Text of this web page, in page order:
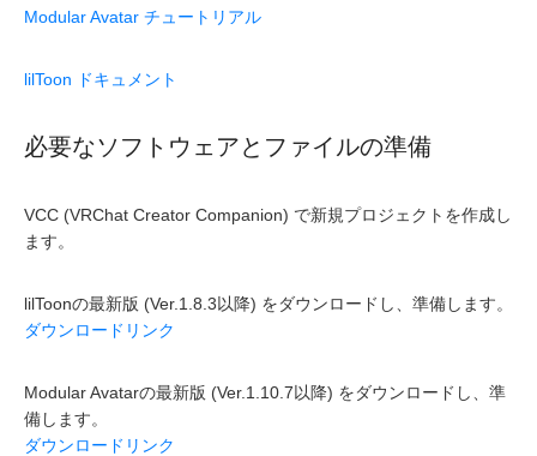
Modular Avatar チュートリアル
lilToon ドキュメント
必要なソフトウェアとファイルの準備
VCC (VRChat Creator Companion) で新規プロジェクトを作成し
ます。
lilToonの最新版 (Ver.1.8.3以降) をダウンロードし、準備します。
ダウンロードリンク
Modular Avatarの最新版 (Ver.1.10.7以降) をダウンロードし、準
備します。
ダウンロードリンク